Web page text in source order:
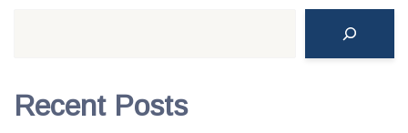
Recent Posts